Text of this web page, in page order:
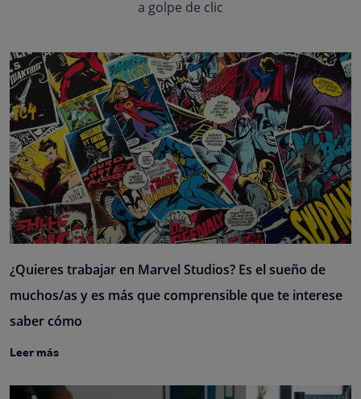
a golpe de clic
¿Quieres trabajar en Marvel Studios? Es el sueño de
muchos/as y es más que comprensible que te interese
saber cómo
Leer más